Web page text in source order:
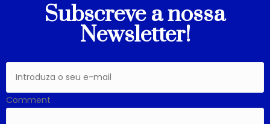
Subscreve a nossa
Newsletter!
Comment